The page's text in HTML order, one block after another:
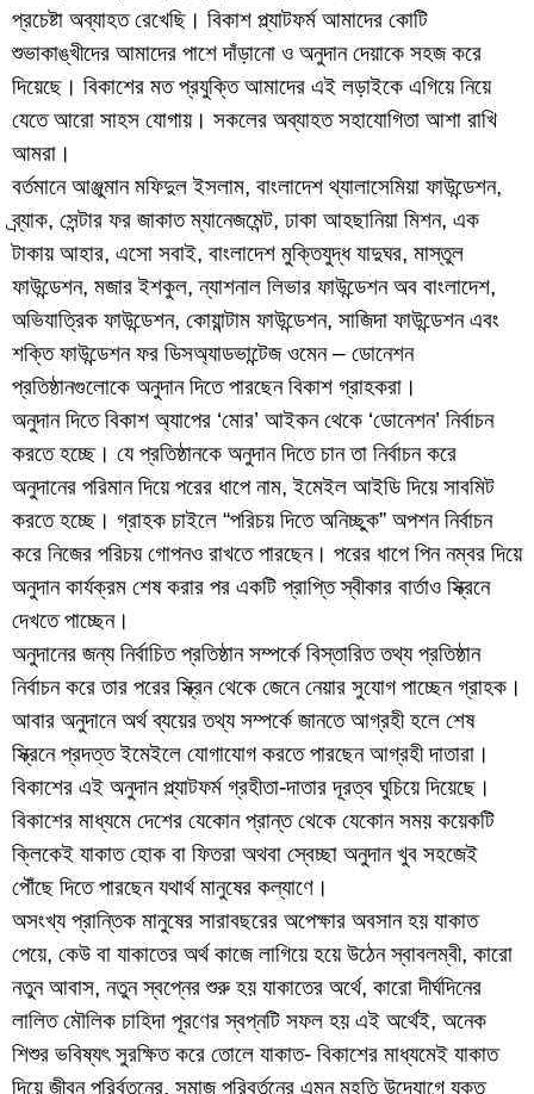
প্রচেষ্টা অব্যাহত রেখেছি। বিকাশ প্ল্যাটফর্ম আমাদের কোটি
শুভাকাঙ্খীদের আমাদের পাশে দাঁড়ানো ও অনুদান দেয়াকে সহজ করে
দিয়েছে। বিকাশের মত প্রযুক্তি আমাদের এই লড়াইকে এগিয়ে নিয়ে
যেতে আরো সাহস যোগায়। সকলের অব্যাহত সহাযোগিতা আশা রাখি
আমরা।
বর্তমানে আঞ্জুমান মফিদুল ইসলাম, বাংলাদেশ থ্যালাসেমিয়া ফাউন্ডেশন,
ব্র্যাক, সেন্টার ফর জাকাত ম্যানেজমেন্ট, ঢাকা আহছানিয়া মিশন, এক
টাকায় আহার, এসো সবাই, বাংলাদেশ মুক্তিযুদ্ধ যাদুঘর, মাস্তুল
ফাউন্ডেশন, মজার ইশকুল, ন্যাশনাল লিভার ফাউন্ডেশন অব বাংলাদেশ,
অভিযাত্রিক ফাউন্ডেশন, কোয়ান্টাম ফাউন্ডেশন, সাজিদা ফাউন্ডেশন এবং
শক্তি ফাউন্ডেশন ফর ডিসঅ্যাডভান্টেজ ওমেন – ডোনেশন
প্রতিষ্ঠানগুলোকে অনুদান দিতে পারছেন বিকাশ গ্রাহকরা।
অনুদান দিতে বিকাশ অ্যাপের ‘মোর’ আইকন থেকে ‘ডোনেশন’ নির্বাচন
করতে হচ্ছে। যে প্রতিষ্ঠানকে অনুদান দিতে চান তা নির্বাচন করে
অনুদানের পরিমান দিয়ে পরের ধাপে নাম, ইমেইল আইডি দিয়ে সাবমিট
করতে হচ্ছে। গ্রাহক চাইলে “পরিচয় দিতে অনিচ্ছুক” অপশন নির্বাচন
করে নিজের পরিচয় গোপনও রাখতে পারছেন। পরের ধাপে পিন নম্বর দিয়ে
অনুদান কার্যক্রম শেষ করার পর একটি প্রাপ্তি স্বীকার বার্তাও স্ক্রিনে
দেখতে পাচ্ছেন।
অনুদানের জন্য নির্বাচিত প্রতিষ্ঠান সম্পর্কে বিস্তারিত তথ্য প্রতিষ্ঠান
নির্বাচন করে তার পরের স্ক্রিন থেকে জেনে নেয়ার সুযোগ পাচ্ছেন গ্রাহক।
আবার অনুদানে অর্থ ব্যয়ের তথ্য সম্পর্কে জানতে আগ্রহী হলে শেষ
স্ক্রিনে প্রদত্ত ইমেইলে যোগাযোগ করতে পারছেন আগ্রহী দাতারা।
বিকাশের এই অনুদান প্ল্যাটফর্ম গ্রহীতা-দাতার দূরত্ব ঘুচিয়ে দিয়েছে।
বিকাশের মাধ্যমে দেশের যেকোন প্রান্ত থেকে যেকোন সময় কয়েকটি
ক্লিকেই যাকাত হোক বা ফিতরা অথবা স্বেচ্ছা অনুদান খুব সহজেই
পৌঁছে দিতে পারছেন যথার্থ মানুষের কল্যাণে।
অসংখ্য প্রান্তিক মানুষের সারাবছরের অপেক্ষার অবসান হয় যাকাত
পেয়ে, কেউ বা যাকাতের অর্থ কাজে লাগিয়ে হয়ে উঠেন স্বাবলম্বী, কারো
নতুন আবাস, নতুন স্বপ্নের শুরু হয় যাকাতের অর্থে, কারো দীর্ঘদিনের
লালিত মৌলিক চাহিদা পূরণের স্বপ্নটি সফল হয় এই অর্থেই, অনেক
শিশুর ভবিষ্যৎ সুরক্ষিত করে তোলে যাকাত- বিকাশের মাধ্যমেই যাকাত
দিয়ে জীবন পরির্বতনের, সমাজ পরিবর্তনের এমন মহতি উদ্যোগে যুক্ত